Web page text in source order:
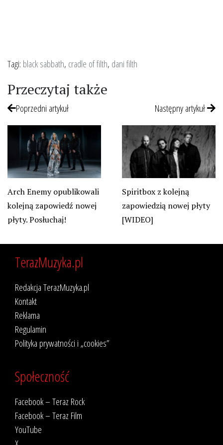
Tagi: black sabbath, cradle of filth, dani filth
Przeczytaj także
Poprzedni artykuł
Arch Enemy opublikowali
kolejną zapowiedź nowej
płyty. Posłuchaj!
Następny artykuł
Spiritbox z kolejną
zapowiedzią nowej płyty
[WIDEO]
TerazMuzyka.pl
Redakcja TerazMuzyka.pl
Kontakt
Reklama
Regulamin
Polityka prywatności i „cookies”
Społeczność
Facebook – Teraz Rock
Facebook – Teraz Film
YouTube